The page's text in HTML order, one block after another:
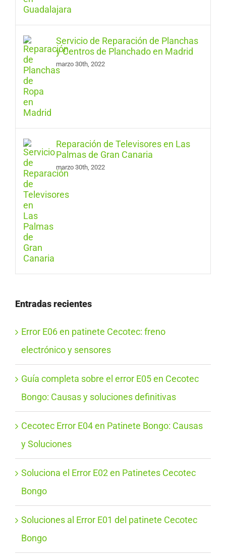
Servicio de Reparación de Planchas
y Centros de Planchado en Madrid
marzo 30th, 2022
Reparación de Televisores en Las
Palmas de Gran Canaria
marzo 30th, 2022
Entradas recientes
Error E06 en patinete Cecotec: freno
electrónico y sensores
Guía completa sobre el error E05 en Cecotec
Bongo: Causas y soluciones definitivas
Cecotec Error E04 en Patinete Bongo: Causas
y Soluciones
Soluciona el Error E02 en Patinetes Cecotec
Bongo
Soluciones al Error E01 del patinete Cecotec
Bongo